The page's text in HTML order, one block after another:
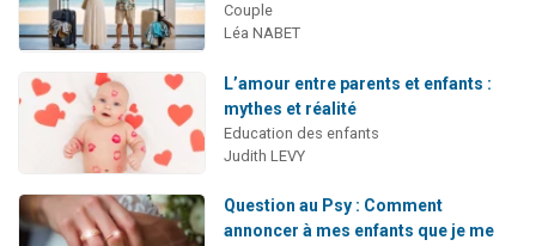
Couple
Léa NABET
L’amour entre parents et enfants :
mythes et réalité
Education des enfants
Judith LEVY
Question au Psy : Comment
annoncer à mes enfants que je me